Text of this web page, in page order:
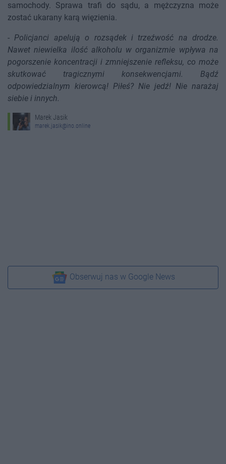
samochody. Sprawa trafi do sądu, a mężczyzna może
zostać ukarany karą więzienia.
-Policjanci apelują o rozsądek i trzeźwość na drodze.
Nawet niewielka ilość alkoholu w organizmie wpływa na
pogorszenie koncentracji i zmniejszenie refleksu, co może
skutkować tragicznymi konsekwencjami. Bądź
odpowiedzialnym kierowcą! Piłeś? Nie jedź! Nie narażaj
siebie i innych.
Marek Jasik
marek.jasik@ino.online
Obserwuj nas w Google News